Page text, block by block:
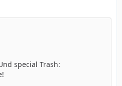
special Trash: